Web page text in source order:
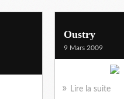
Oustry
9 Mars 2009
Lire la suite